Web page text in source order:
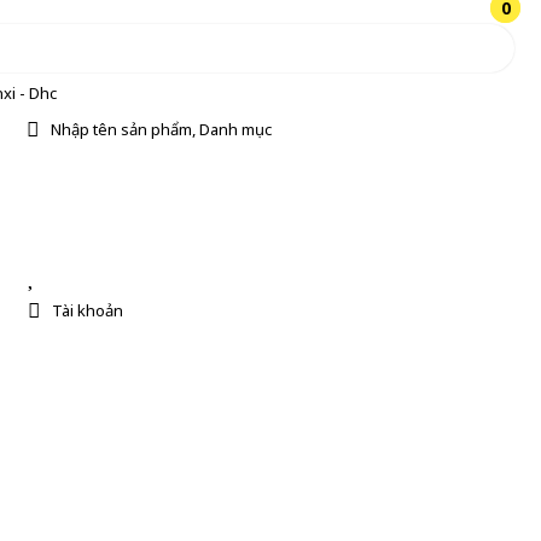
- Dhc
Nhập tên sản phẩm, Danh mục
0
Tài khoản
0